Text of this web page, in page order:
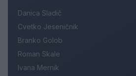
Danica Sladič
Cvetko Jeseničnik
Branko Golob
Roman Skale
Ivana Mernik